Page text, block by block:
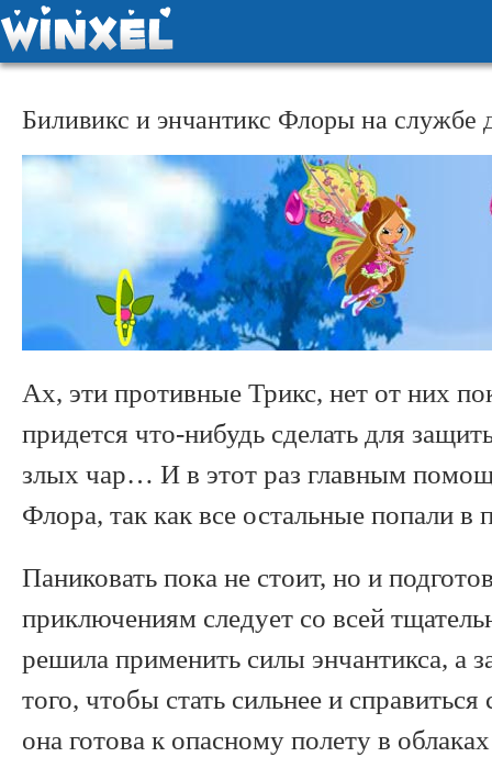
Биливикс и энчантикс Флоры на службе
Ах, эти противные Трикс, нет от них
придется что-нибудь сделать для
злых чар… И в этот раз главным
Флора, так как все остальные попали
Паниковать пока не стоит, но и
приключениям следует со всей
решила применить силы энчантикса, а
того, чтобы стать сильнее и
она готова к опасному полету в